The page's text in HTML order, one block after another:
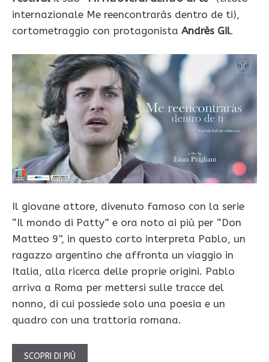
internazionale Me reencontraràs dentro de ti),
cortometraggio con protagonista Andrès Gil.
Il giovane attore, divenuto famoso con la serie
“Il mondo di Patty” e ora noto ai più per “Don
Matteo 9”, in questo corto interpreta Pablo, un
ragazzo argentino che affronta un viaggio in
Italia, alla ricerca delle proprie origini. Pablo
arriva a Roma per mettersi sulle tracce del
nonno, di cui possiede solo una poesia e un
quadro con una trattoria romana.
SCOPRI DI PIÙ